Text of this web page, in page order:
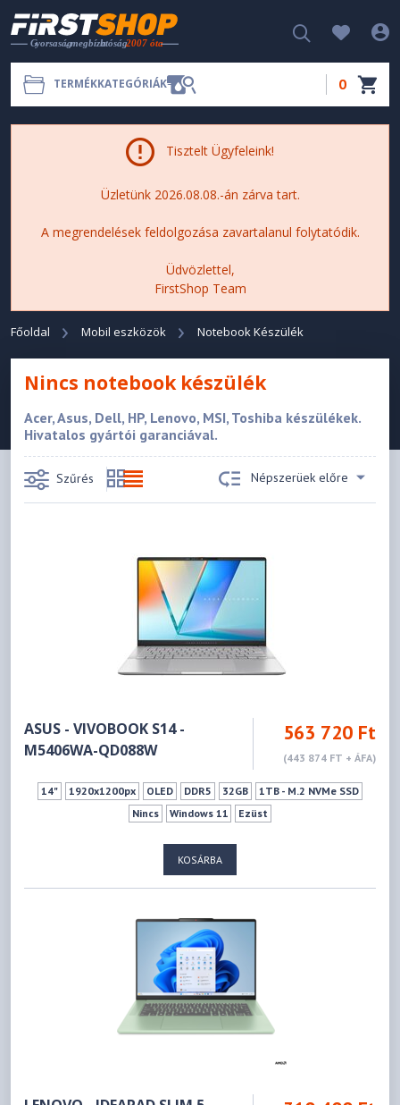
TERMÉKKATEGÓRIÁK 0
Tisztelt Ügyfeleink!
Üzletünk 2026.08.08.-án zárva tart.
A megrendelések feldolgozása zavartalanul folytatódik.
Üdvözlettel,
FirstShop Team
Főoldal Mobil eszközök Notebook Készülék
Nincs notebook készülék
Acer, Asus, Dell, HP, Lenovo, MSI, Toshiba készülékek.
Hivatalos gyártói garanciával.
Szűrés Népszerüek előre
ASUS - VIVOBOOK S14 -
M5406WA-QD088W
563 720 Ft
(443 874 FT + ÁFA)
14" 1920x1200px OLED DDR5 32GB
1TB - M.2 NVMe SSD
Nincs
Windows 11 Ezüst
KOSÁRBA